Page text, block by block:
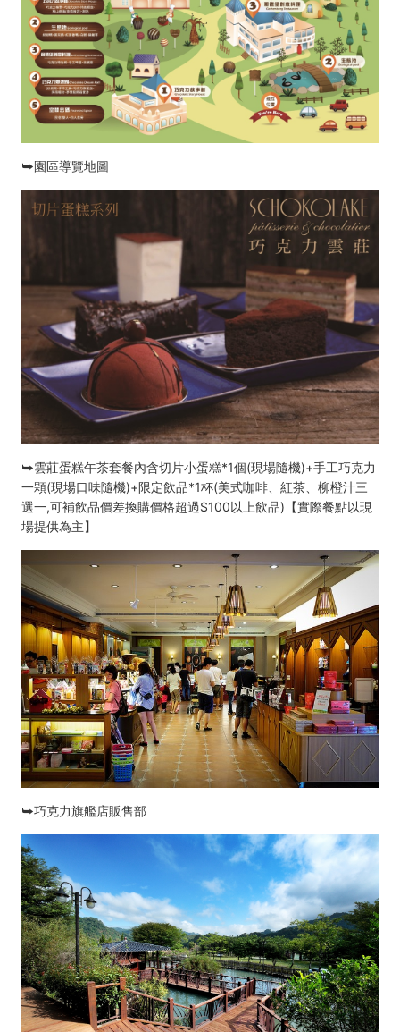
⮩園區導覽地圖
⮩雲莊蛋糕午茶套餐內含切片小蛋糕*1個(現場隨機)+手工巧克力
一顆(現場口味隨機)+限定飲品*1杯(美式咖啡、紅茶、柳橙汁三
選一,可補飲品價差換購價格超過$100以上飲品)【實際餐點以現
場提供為主】
⮩巧克力旗艦店販售部